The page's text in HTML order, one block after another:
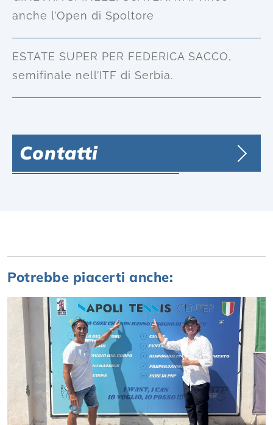
anche l’Open di Spoltore
ESTATE SUPER PER FEDERICA SACCO,
semifinale nell’ITF di Serbia.
Contatti
Potrebbe piacerti anche: